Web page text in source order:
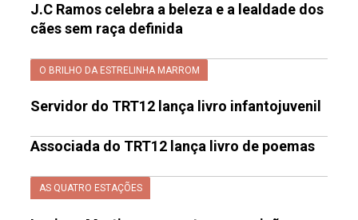
J.C Ramos celebra a beleza e a lealdade dos
cães sem raça definida
O BRILHO DA ESTRELINHA MARROM
Servidor do TRT12 lança livro infantojuvenil
Associada do TRT12 lança livro de poemas
AS QUATRO ESTAÇÕES